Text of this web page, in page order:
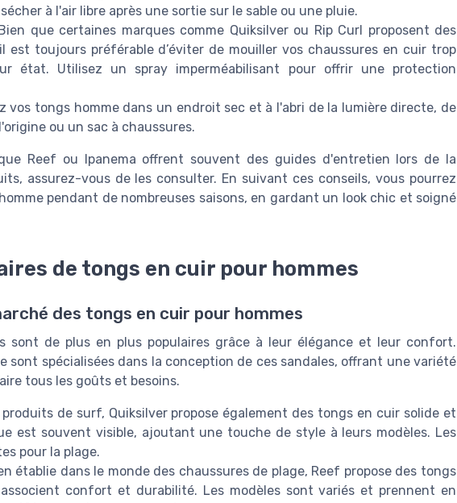
à l'air libre après une sortie sur le sable ou une pluie.
que certaines marques comme Quiksilver ou Rip Curl proposent des
est toujours préférable d’éviter de mouiller vos chaussures en cuir trop
état. Utilisez un spray imperméabilisant pour offrir une protection
vos tongs homme dans un endroit sec et à l'abri de la lumière directe, de
ou un sac à chaussures.
Reef ou Ipanema offrent souvent des guides d'entretien lors de la
assurez-vous de les consulter. En suivant ces conseils, vous pourrez
pendant de nombreuses saisons, en gardant un look chic et soigné
de tongs en cuir pour hommes
des tongs en cuir pour hommes
sont de plus en plus populaires grâce à leur élégance et leur confort.
sont spécialisées dans la conception de ces sandales, offrant une variété
tous les goûts et besoins.
produits de surf, Quiksilver propose également des tongs en cuir solide et
est souvent visible, ajoutant une touche de style à leurs modèles. Les
pour la plage.
établie dans le monde des chaussures de plage, Reef propose des tongs
confort et durabilité. Les modèles sont variés et prennent en